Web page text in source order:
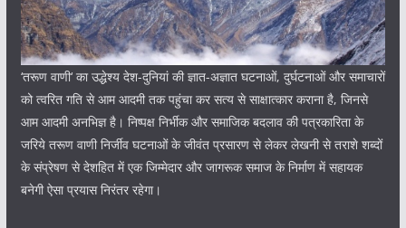
‘तरूण वाणी‘ का उद्धेश्य देश-दुनियां की ज्ञात-अज्ञात घटनाओं, दुर्घटनाओं और समाचारों
को त्वरित गति से आम आदमी तक पहुंचा कर सत्य से साक्षात्कार कराना है, जिनसे
आम आदमी अनभिज्ञ है। निष्पक्ष निर्भीक और समाजिक बदलाव की पत्रकारिता के
जरिये तरूण वाणी निर्जीव घटनाओं के जीवंत प्रसारण से लेकर लेखनी से तराशे शब्दों
के संप्रेषण से देशहित में एक जिम्मेदार और जागरूक समाज के निर्माण में सहायक
बनेगी ऐसा प्रयास निरंतर रहेगा।